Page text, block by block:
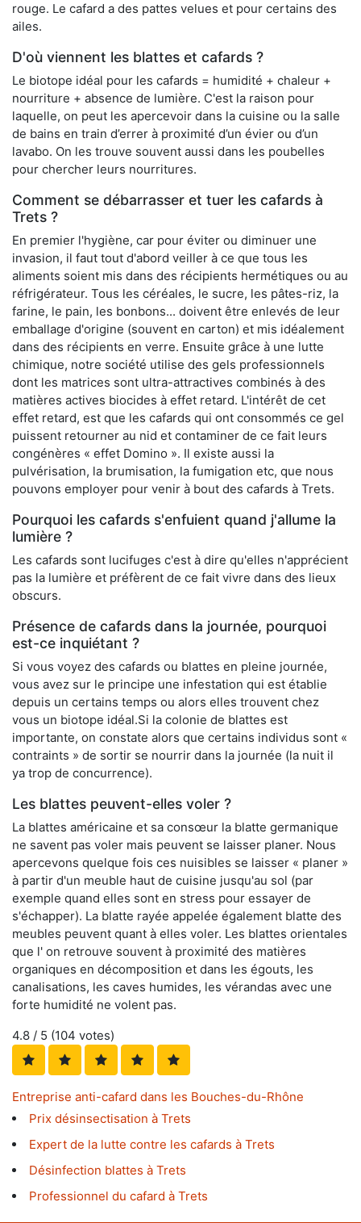
rouge. Le cafard a des pattes velues et pour certains des
ailes.
D'où viennent les blattes et cafards ?
Le biotope idéal pour les cafards = humidité + chaleur +
nourriture + absence de lumière. C'est la raison pour
laquelle, on peut les apercevoir dans la cuisine ou la salle
de bains en train d’errer à proximité d’un évier ou d’un
lavabo. On les trouve souvent aussi dans les poubelles
pour chercher leurs nourritures.
Comment se débarrasser et tuer les cafards à
Trets ?
En premier l'hygiène, car pour éviter ou diminuer une
invasion, il faut tout d'abord veiller à ce que tous les
aliments soient mis dans des récipients hermétiques ou au
réfrigérateur. Tous les céréales, le sucre, les pâtes-riz, la
farine, le pain, les bonbons... doivent être enlevés de leur
emballage d'origine (souvent en carton) et mis idéalement
dans des récipients en verre. Ensuite grâce à une lutte
chimique, notre société utilise des gels professionnels
dont les matrices sont ultra-attractives combinés à des
matières actives biocides à effet retard. L'intérêt de cet
effet retard, est que les cafards qui ont consommés ce gel
puissent retourner au nid et contaminer de ce fait leurs
congénères « effet Domino ». Il existe aussi la
pulvérisation, la brumisation, la fumigation etc, que nous
pouvons employer pour venir à bout des cafards à Trets.
Pourquoi les cafards s'enfuient quand j'allume la
lumière ?
Les cafards sont lucifuges c'est à dire qu'elles n'apprécient
pas la lumière et préfèrent de ce fait vivre dans des lieux
obscurs.
Présence de cafards dans la journée, pourquoi
est-ce inquiétant ?
Si vous voyez des cafards ou blattes en pleine journée,
vous avez sur le principe une infestation qui est établie
depuis un certains temps ou alors elles trouvent chez
vous un biotope idéal.Si la colonie de blattes est
importante, on constate alors que certains individus sont «
contraints » de sortir se nourrir dans la journée (la nuit il
ya trop de concurrence).
Les blattes peuvent-elles voler ?
La blattes américaine et sa consœur la blatte germanique
ne savent pas voler mais peuvent se laisser planer. Nous
apercevons quelque fois ces nuisibles se laisser « planer »
à partir d'un meuble haut de cuisine jusqu'au sol (par
exemple quand elles sont en stress pour essayer de
s'échapper). La blatte rayée appelée également blatte des
meubles peuvent quant à elles voler. Les blattes orientales
que l' on retrouve souvent à proximité des matières
organiques en décomposition et dans les égouts, les
canalisations, les caves humides, les vérandas avec une
forte humidité ne volent pas.
4.8 / 5 (104 votes)
Entreprise anti-cafard dans les Bouches-du-Rhône
Prix désinsectisation à Trets
Expert de la lutte contre les cafards à Trets
Désinfection blattes à Trets
Professionnel du cafard à Trets